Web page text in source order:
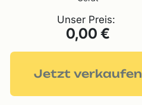
Unser Preis:
0,00 €
Jetzt verkaufen